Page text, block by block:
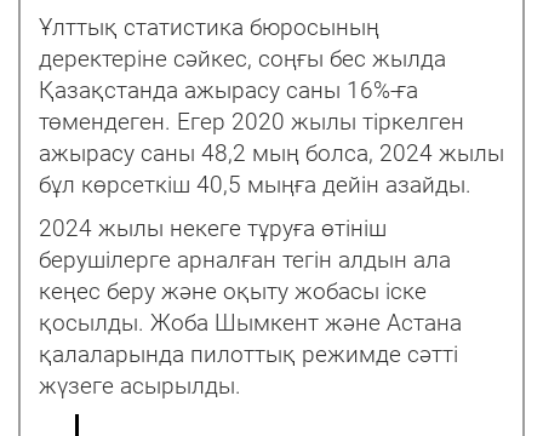
Ұлттық статистика бюросының
деректеріне сәйкес, соңғы бес жылда
Қазақстанда ажырасу саны 16%-ға
төмендеген. Егер 2020 жылы тіркелген
ажырасу саны 48,2 мың болса, 2024 жылы
бұл көрсеткіш 40,5 мыңға дейін азайды.
2024 жылы некеге тұруға өтініш
берушілерге арналған тегін алдын ала
кеңес беру және оқыту жобасы іске
қосылды. Жоба Шымкент және Астана
қалаларында пилоттық режимде сәтті
жүзеге асырылды.